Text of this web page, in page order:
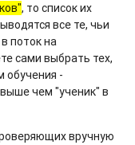
, то список их
все те, чьи
поток на
сами выбрать тех,
обучения -
чем "ученик" в
вручную